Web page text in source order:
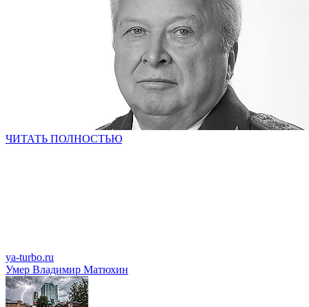
ЧИТАТЬ ПОЛНОСТЬЮ
ya-turbo.ru
Умер Владимир Матюхин